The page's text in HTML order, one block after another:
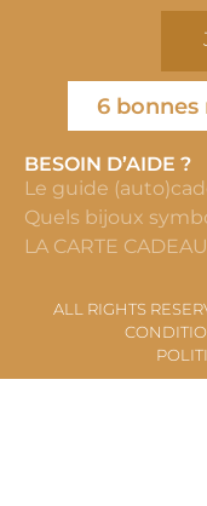
6 bonnes
BESOIN D’AIDE ?
Le guide
Quels bijoux
LA CARTE
ALL RIGHTS